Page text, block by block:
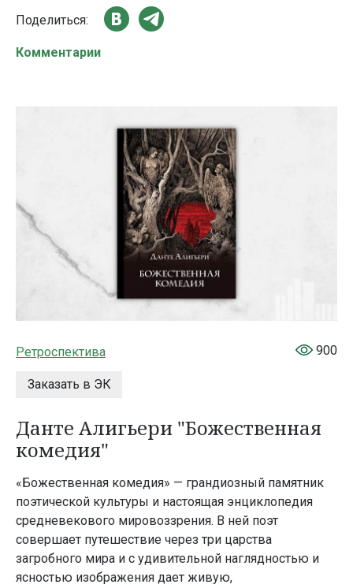
Поделиться:
Комментарии
Ретроспектива
Заказать в ЭК
900
Данте Алигьери "Божественная
комедия"
«Божественная комедия» — грандиозный памятник
поэтической культуры и настоящая энциклопедия
средневекового мировоззрения. В ней поэт
совершает путешествие через три царства
загробного мира и с удивительной наглядностью и
ясностью изображения дает живую,